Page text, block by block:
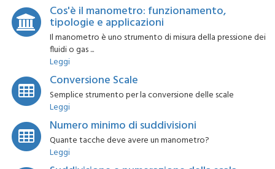
Cos'è il manometro: funzionamento,
tipologie e applicazioni
Il manometro è uno strumento di misura della pressione dei
fluidi o gas ...
Leggi
Conversione Scale
Semplice strumento per la conversione delle scale
Leggi
Numero minimo di suddivisioni
Quante tacche deve avere un manometro?
Leggi